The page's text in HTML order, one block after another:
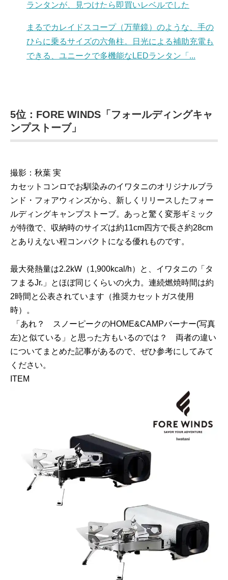
ランタンが、見つけたら即買いレベルでした
まるでカレイドスコープ（万華鏡）のような、手の
ひらに乗るサイズの六角柱。日光による補助充電も
できる、ユニークで多機能なLEDランタン「...
5位：FORE WINDS「フォールディングキャ
ンプストーブ」
撮影：秋葉 実
カセットコンロでお馴染みのイワタニのオリジナルブラ
ンド・フォアウィンズから、新しくリリースしたフォー
ルディングキャンプストーブ。あっと驚く変形ギミック
が特徴で、収納時のサイズは約11cm四方で長さ約28cm
とありえない程コンパクトになる優れものです。
最大発熱量は2.2kW（1,900kcal/h）と、イワタニの「タ
フまるJr.」とほぼ同じくらいの火力。連続燃焼時間は約
2時間と公表されています（推奨カセットガス使用
時）。
「あれ？ スノーピークのHOME&CAMPバーナー(写真
左)と似ている」と思った方もいるのでは？ 両者の違い
についてまとめた記事があるので、ぜひ参考にしてみて
ください。
ITEM